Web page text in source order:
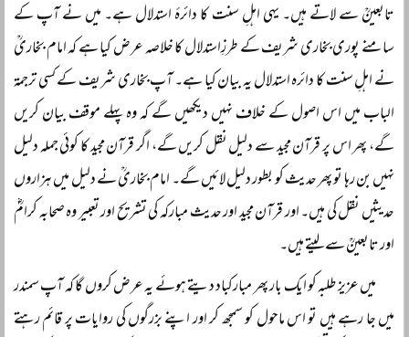
تابعینؒ سے لاتے ہیں۔ یہی اہلِ سنت کا دائرۂ استدلال ہے۔ میں نے آپ کے
سامنے پوری بخاری شریف کے طرزِاستدلال کا خلاصہ عرض کیا ہے کہ امام بخاریؒ
نے اہلِ سنت کا دائرہ استدلال یہ بیان کیا ہے۔ آپ بخاری شریف کے کسی ترجمۃ
الباب میں اس اصول کے خلاف نہیں دیکھیں گے کہ وہ پہلے موقف بیان کریں
گے، پھر اس پر قرآن مجید سے دلیل نقل کریں گے، اگر قرآن مجید کا کوئی جملہ دلیل
نہیں بن رہا تو پھر حدیث کو بطور دلیل لائیں گے۔ امام بخاریؒ نے دلیل میں ہزاروں
حدیثیں نقل کی ہیں۔ اور قرآن مجید اور حدیث مبارکہ کی تشریح اور تعبیر وہ صحابہ کرامؓ
اور تابعینؒ سے لیتے ہیں۔
میں عزیز طلبہ کو ایک بار پھر مبارکباد دیتے ہوئے یہ عرض کروں گا کہ آپ سمندر
میں جا رہے ہیں تو اس ماحول کو سمجھ کر اور اپنے بزرگوں کی روایات پر قائم رہتے